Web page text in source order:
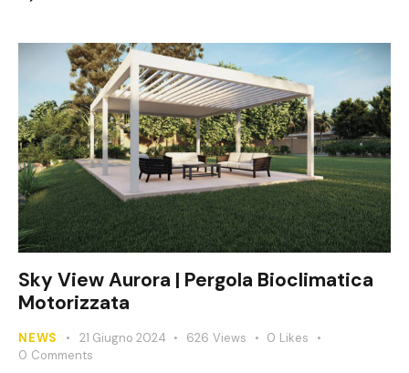
Sky View Aurora | Pergola Bioclimatica
Motorizzata
NEWS 21 Giugno 2024 626 Views 0 Likes
0 Comments